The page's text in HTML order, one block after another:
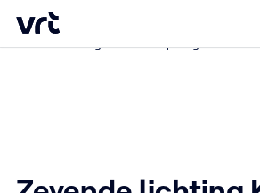
Ga naar de hoofdinhoud
VRT (home)
Home /